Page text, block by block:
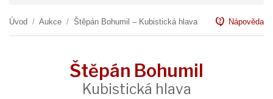
Úvod / Aukce / Štěpán Bohumil – Kubistická hlava contact_support Nápověda
Štěpán Bohumil
Kubistická hlava